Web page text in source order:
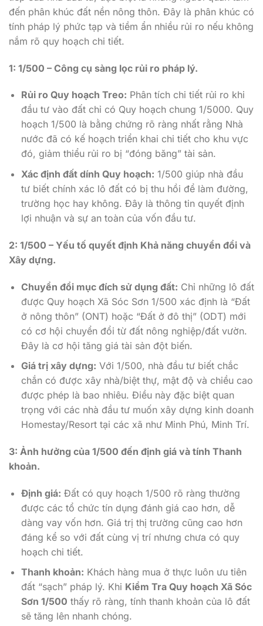
đến phân khúc đất nền nông thôn. Đây là phân khúc có
tính pháp lý phức tạp và tiềm ẩn nhiều rủi ro nếu không
nắm rõ quy hoạch chi tiết.
1: 1/500 – Công cụ sàng lọc rủi ro pháp lý.
Rủi ro Quy hoạch Treo: Phân tích chi tiết rủi ro khi
đầu tư vào đất chỉ có Quy hoạch chung 1/5000. Quy
hoạch 1/500 là bằng chứng rõ ràng nhất rằng Nhà
nước đã có kế hoạch triển khai chi tiết cho khu vực
đó, giảm thiểu rủi ro bị “đóng băng” tài sản.
Xác định đất dính Quy hoạch: 1/500 giúp nhà đầu
tư biết chính xác lô đất có bị thu hồi để làm đường,
trường học hay không. Đây là thông tin quyết định
lợi nhuận và sự an toàn của vốn đầu tư.
2: 1/500 – Yếu tố quyết định Khả năng chuyển đổi và
Xây dựng.
Chuyển đổi mục đích sử dụng đất: Chỉ những lô đất
được Quy hoạch Xã Sóc Sơn 1/500 xác định là “Đất
ở nông thôn” (ONT) hoặc “Đất ở đô thị” (ODT) mới
có cơ hội chuyển đổi từ đất nông nghiệp/đất vườn.
Đây là cơ hội tăng giá tài sản đột biến.
Giá trị xây dựng: Với 1/500, nhà đầu tư biết chắc
chắn có được xây nhà/biệt thự, mật độ và chiều cao
được phép là bao nhiêu. Điều này đặc biệt quan
trọng với các nhà đầu tư muốn xây dựng kinh doanh
Homestay/Resort tại các xã như Minh Phú, Minh Trí.
3: Ảnh hưởng của 1/500 đến định giá và tính Thanh
khoản.
Định giá: Đất có quy hoạch 1/500 rõ ràng thường
được các tổ chức tín dụng đánh giá cao hơn, dễ
dàng vay vốn hơn. Giá trị thị trường cũng cao hơn
đáng kể so với đất cùng vị trí nhưng chưa có quy
hoạch chi tiết.
Thanh khoản: Khách hàng mua ở thực luôn ưu tiên
đất “sạch” pháp lý. Khi Kiểm Tra Quy hoạch Xã Sóc
Sơn 1/500 thấy rõ ràng, tính thanh khoản của lô đất
sẽ tăng lên nhanh chóng.